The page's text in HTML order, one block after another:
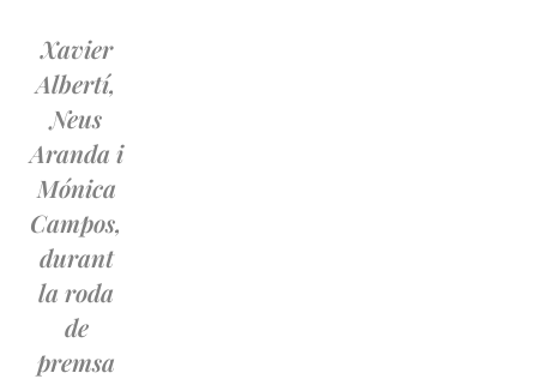
Xavier
Albertí,
Neus
Aranda i
Mónica
Campos,
durant
la roda
de
premsa